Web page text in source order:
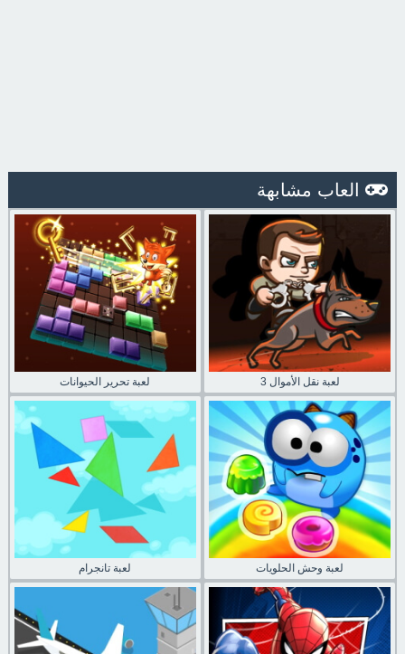
العاب مشابهة
لعبة تحرير الحيوانات لعبة نقل الأموال 3
لعبة تانجرام لعبة وحش الحلويات